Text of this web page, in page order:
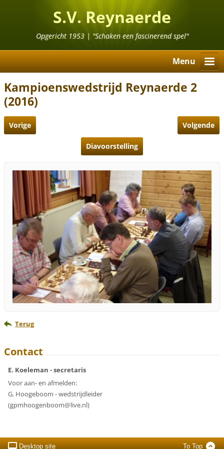
S.V. Reynaerde
Opgericht 1953 | "Schaken een fascinerend spel"
Menu
Kampioenswedstrijd Reynaerde 2
(2016)
Vorige Volgende
Diavoorstelling
Terug
Contact
E. Koeleman - secretaris
Voor aan- en afmelden:
G. Hoogeboom - wedstrijdleider
(gpmhoogenboom@live.nl)
Desktop site To Top